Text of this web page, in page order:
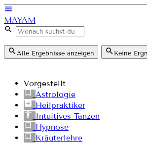
MAYAM
Alle Ergebnisse anzeigen Keine
Vorgestellt
Astrologie
Heilpraktiker
Intuitives Tanzen
Hypnose
Kräuterlehre